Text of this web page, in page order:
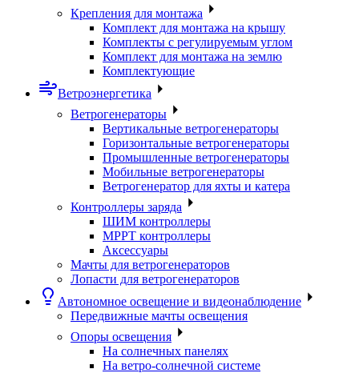
Крепления для монтажа
Комплект для монтажа на крышу
Комплекты с регулируемым углом
Комплект для монтажа на землю
Комплектующие
Ветроэнергетика
Ветрогенераторы
Вертикальные ветрогенераторы
Горизонтальные ветрогенераторы
Промышленные ветрогенераторы
Мобильные ветрогенераторы
Ветрогенератор для яхты и катера
Контроллеры заряда
ШИМ контроллеры
МРРТ контроллеры
Аксессуары
Мачты для ветрогенераторов
Лопасти для ветрогенераторов
Автономное освещение и видеонаблюдение
Передвижные мачты освещения
Опоры освещения
На солнечных панелях
На ветро-солнечной системе